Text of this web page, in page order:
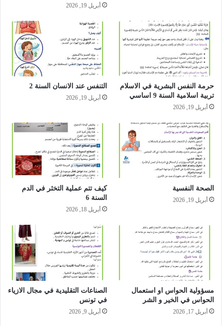
أبريل 19, 2026
حرمة النفس البشرية في الاسلام
تربية اسلامية السنة 9 اساسي
أبريل 19, 2026
التنفس عند الانسان السنة 2
أبريل 19, 2026
الصحة النفسية
أبريل 19, 2026
كيف تتم عملية التخثر في الدم
السنة 6
أبريل 18, 2026
مسؤولية الحواس او استعمال
الحواس في الخير و الشر
أبريل 17, 2026
الصناعات التقليدية في مجال الازياء
في تونس
أبريل 9, 2026